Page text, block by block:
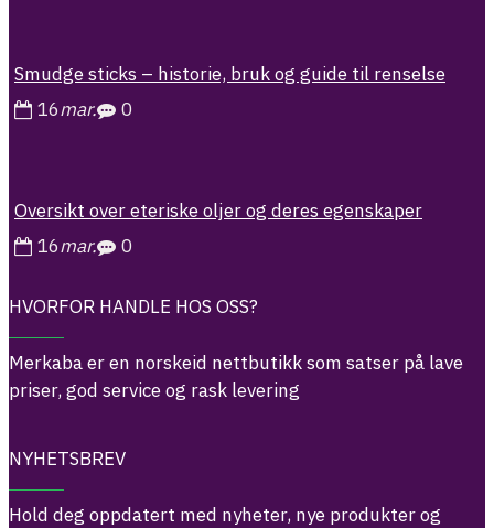
Smudge sticks – historie, bruk og guide til renselse
16mar. 0
Oversikt over eteriske oljer og deres egenskaper
16mar. 0
HVORFOR HANDLE HOS OSS?
Merkaba er en norskeid nettbutikk som satser på lave
priser, god service og rask levering
NYHETSBREV
Hold deg oppdatert med nyheter, nye produkter og